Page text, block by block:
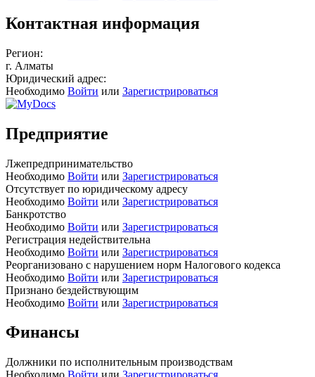
Контактная информация
Регион:
г. Алматы
Юридический адрес:
Необходимо Войти или Зарегистрироваться
Предприятие
Лжепредпринимательство
Необходимо Войти или Зарегистрироваться
Отсутствует по юридическому адресу
Необходимо Войти или Зарегистрироваться
Банкротство
Необходимо Войти или Зарегистрироваться
Регистрация недействительна
Необходимо Войти или Зарегистрироваться
Реорганизовано с нарушением норм Налогового кодекса
Необходимо Войти или Зарегистрироваться
Признано бездействующим
Необходимо Войти или Зарегистрироваться
Финансы
Должники по исполнительным производствам